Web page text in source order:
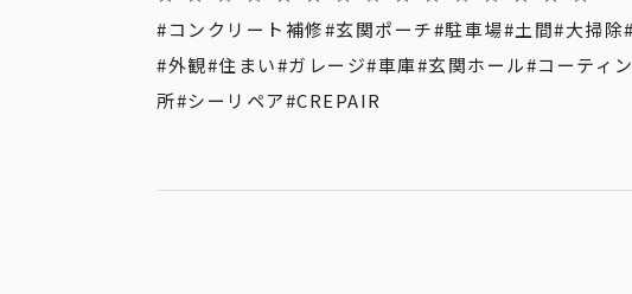
#コンクリート補修#玄関ポーチ#駐車場#土間#大掃除
#外観#住まい#ガレージ#車庫#玄関ホール#コーティ
所#シーリペア#CREPAIR